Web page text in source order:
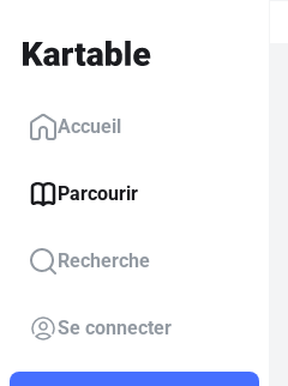
Accueil
Parcourir
Recherche
Se connecter